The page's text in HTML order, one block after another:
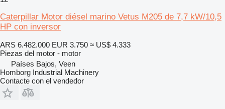
Caterpillar Motor diésel marino Vetus M205 de 7,7 kW/10,5
HP con inversor
ARS 6.482.000 EUR 3.750 ≈ US$ 4.333
Piezas del motor - motor
Países Bajos, Veen
Homborg Industrial Machinery
Contacte con el vendedor